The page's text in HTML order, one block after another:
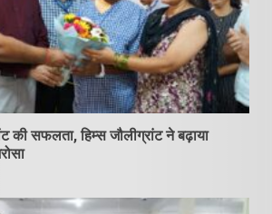
की सफलता, हिम्स जौलीग्रांट ने बढ़ाया